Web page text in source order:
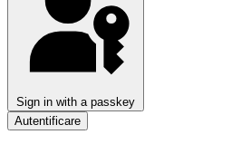
Sign in with a passkey
Autentificare